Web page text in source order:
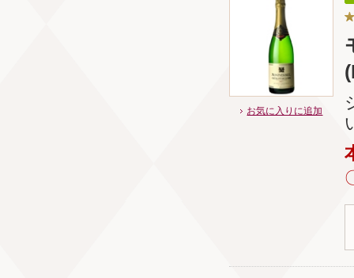
お気に入りに追加